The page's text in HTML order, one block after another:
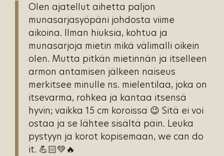
Olen ajatellut aihetta paljon
munasarjasyöpäni johdosta viime
aikoina. Ilman hiuksia, kohtua ja
munasarjoja mietin mikä välimalli oikein
olen. Mutta pitkän mietinnän ja itselleen
armon antamisen jälkeen naiseus
merkitsee minulle ns. mielentilaa, joka on
itsevarma, rohkea ja kantaa itsensä
hyvin; vaikka 15 cm koroissa 😉 Sitä ei voi
ostaa ja se lähtee sisältä päin. Leuka
pystyyn ja korot kopisemaan, we can do
it. 💪🏻💚🔥